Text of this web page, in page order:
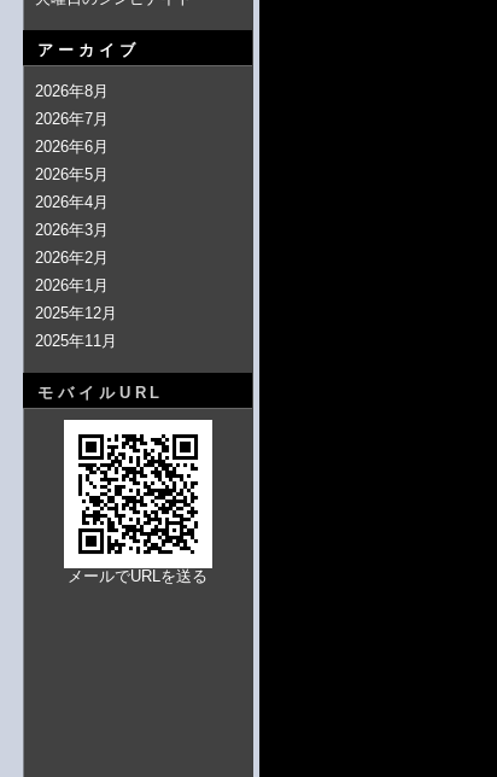
アーカイブ
2026年8月
2026年7月
2026年6月
2026年5月
2026年4月
2026年3月
2026年2月
2026年1月
2025年12月
2025年11月
モバイルURL
メールでURLを送る